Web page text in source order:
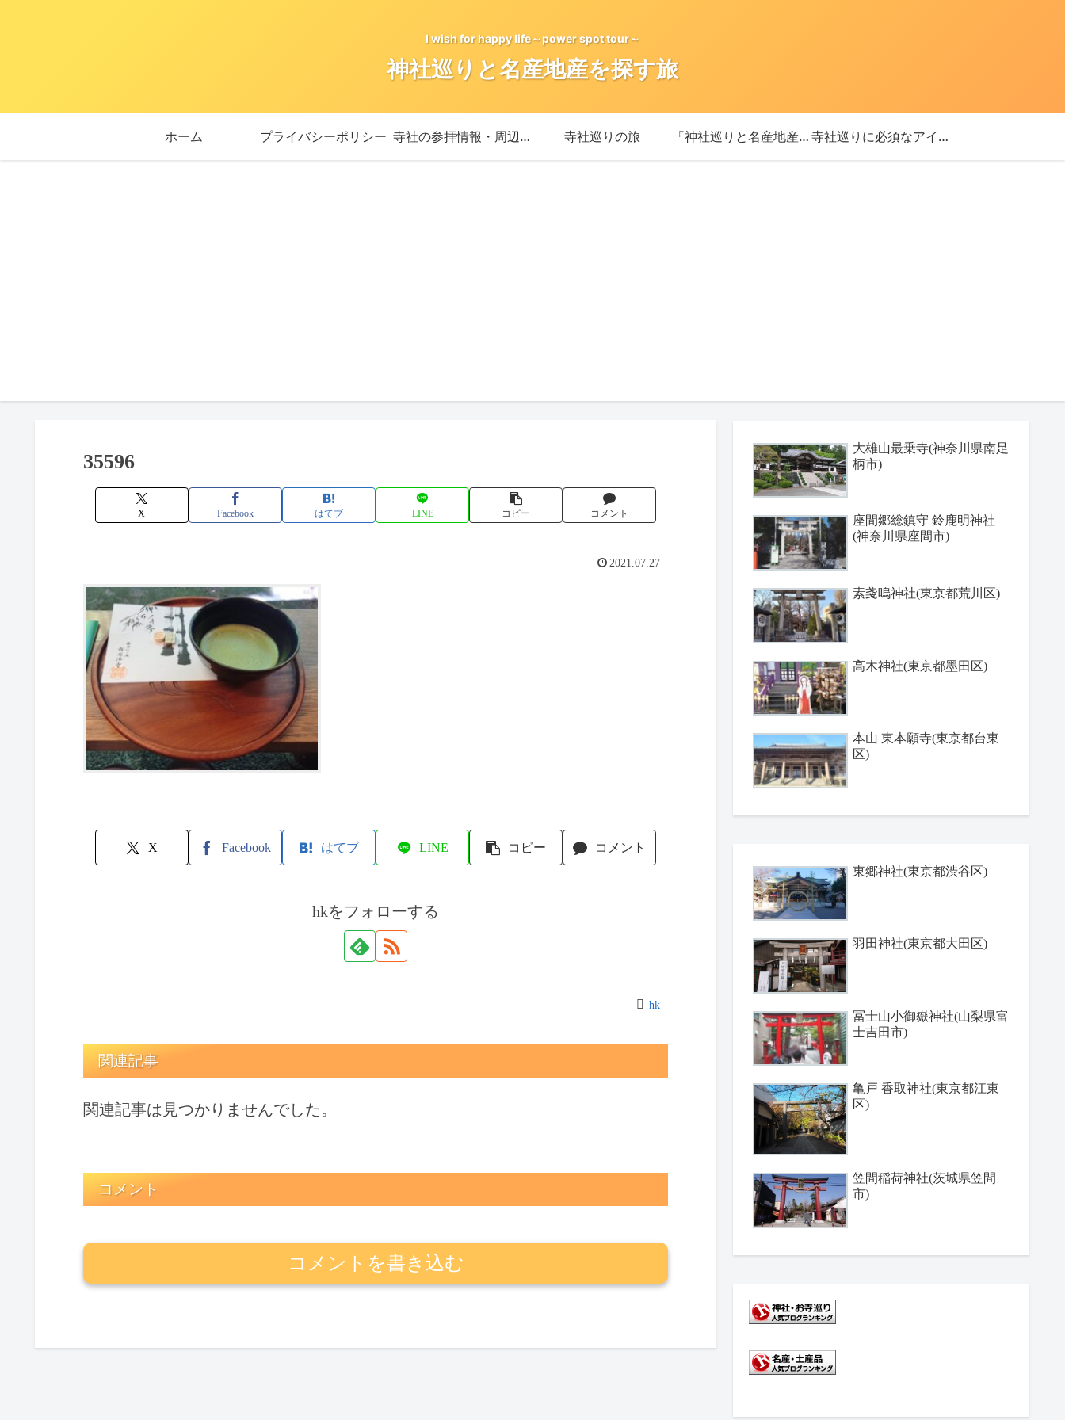
I wish for happy life～power spot tour～
神社巡りと名産地産を探す旅
ホーム プライバシーポリシー 寺社の参拝情報・周辺情報 寺社巡りの旅 「神社巡りと名産地産を探す旅」ブログ始めました！ 寺社巡りに必須なアイテム
35596
X Facebook はてブ LINE コピー コメント
2021.07.27
X Facebook はてブ LINE コピー コメント
hkをフォローする
hk
関連記事
関連記事は見つかりませんでした。
コメント
コメントを書き込む
大雄山最乗寺(神奈川県南足
柄市)
座間郷総鎮守 鈴鹿明神社
(神奈川県座間市)
素戔嗚神社(東京都荒川区)
高木神社(東京都墨田区)
本山 東本願寺(東京都台東
区)
東郷神社(東京都渋谷区)
羽田神社(東京都大田区)
冨士山小御嶽神社(山梨県富
士吉田市)
亀戸 香取神社(東京都江東
区)
笠間稲荷神社(茨城県笠間
市)